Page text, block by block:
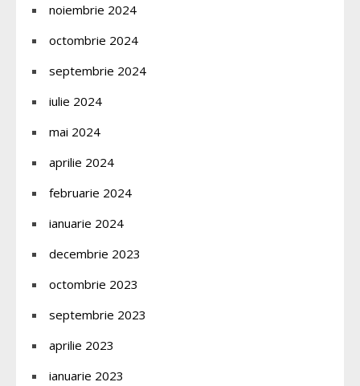
noiembrie 2024
octombrie 2024
septembrie 2024
iulie 2024
mai 2024
aprilie 2024
februarie 2024
ianuarie 2024
decembrie 2023
octombrie 2023
septembrie 2023
aprilie 2023
ianuarie 2023